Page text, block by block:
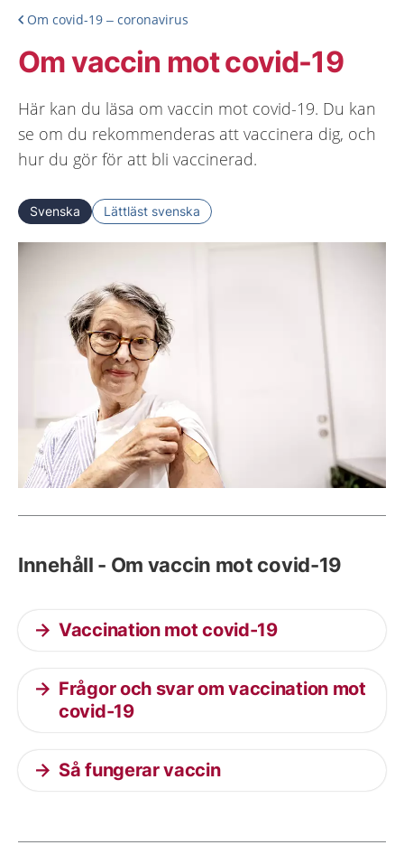
Om covid-19 – coronavirus
Om vaccin mot covid-19
Här kan du läsa om vaccin mot covid-19. Du kan
se om du rekommenderas att vaccinera dig, och
hur du gör för att bli vaccinerad.
Svenska Lättläst svenska
Innehåll - Om vaccin mot covid-19
Vaccination mot covid-19
Frågor och svar om vaccination mot
covid-19
Så fungerar vaccin